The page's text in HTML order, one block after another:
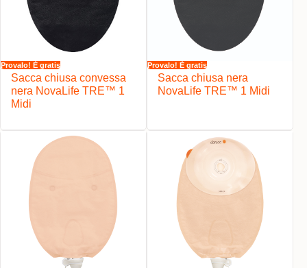
Provalo! È gratis
Sacca chiusa convessa
nera NovaLife TRE™ 1
Midi
Provalo! È gratis
Sacca chiusa nera
NovaLife TRE™ 1 Midi